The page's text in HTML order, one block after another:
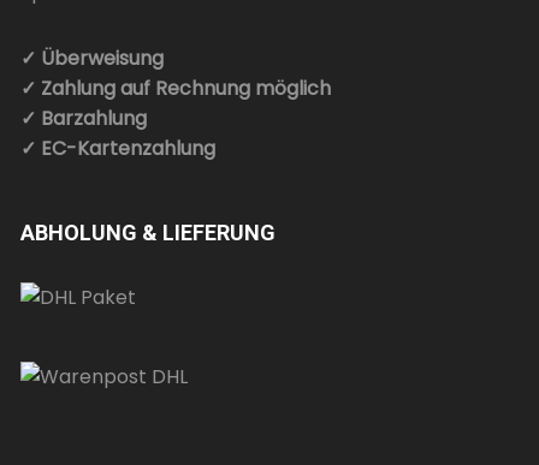
✓ Überweisung
✓ Zahlung auf Rechnung möglich
✓ Barzahlung
✓ EC-Kartenzahlung
ABHOLUNG & LIEFERUNG